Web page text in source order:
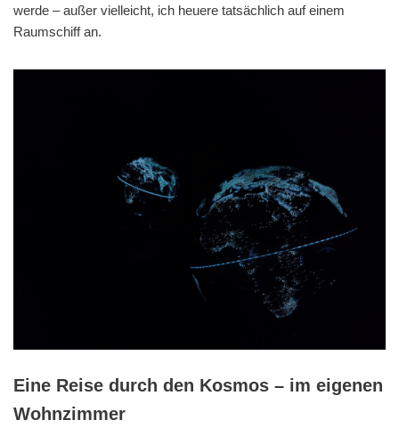
werde – außer vielleicht, ich heuere tatsächlich auf einem
Raumschiff an.
Eine Reise durch den Kosmos – im eigenen
Wohnzimmer